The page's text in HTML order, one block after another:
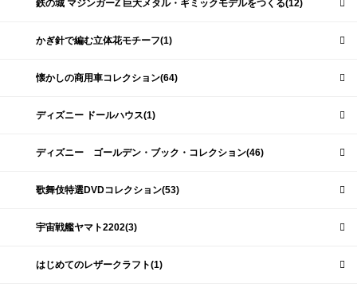
鉄の城 マジンガーZ 巨大メタル・ギミックモデルをつくる(12)
かぎ針で編む立体花モチーフ(1)
懐かしの商用車コレクション(64)
ディズニー ドールハウス(1)
ディズニー ゴールデン・ブック・コレクション(46)
歌舞伎特選DVDコレクション(53)
宇宙戦艦ヤマト2202(3)
はじめてのレザークラフト(1)